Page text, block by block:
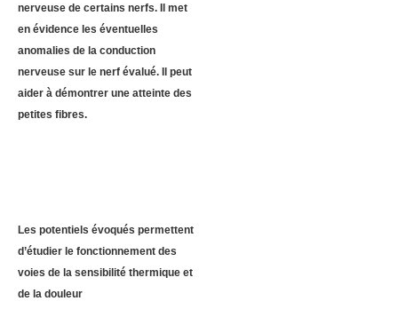
nerveuse de certains nerfs. Il met
en évidence les éventuelles
anomalies de la conduction
nerveuse sur le nerf évalué. Il peut
aider à démontrer une atteinte des
petites fibres.
Les potentiels évoqués permettent
d’étudier le fonctionnement des
voies de la sensibilité thermique et
de la douleur